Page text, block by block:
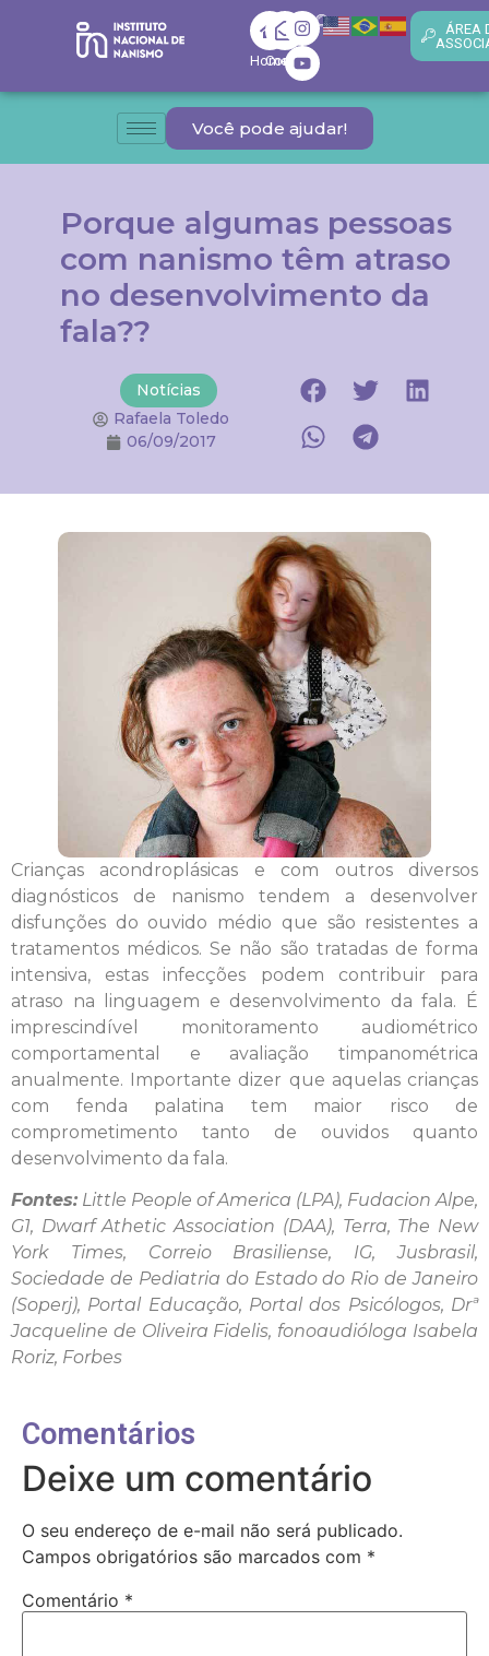
Home
Contato
ÁREA
Você pode ajudar!
Porque algumas pessoas
com nanismo têm atraso
no desenvolvimento da
fala??
Notícias
Rafaela Toledo
06/09/2017
Crianças acondroplásicas e com outros diversos
diagnósticos de nanismo tendem a desenvolver
disfunções do ouvido médio que são resistentes a
tratamentos médicos. Se não são tratadas de forma
intensiva, estas infecções podem contribuir para
atraso na linguagem e desenvolvimento da fala. É
imprescindível monitoramento audiométrico
comportamental e avaliação timpanométrica
anualmente. Importante dizer que aquelas crianças
com fenda palatina tem maior risco de
comprometimento tanto de ouvidos quanto
desenvolvimento da fala.
Fontes: Little People of America (LPA), Fudacion Alpe,
G1, Dwarf Athetic Association (DAA), Terra, The New
York Times, Correio Brasiliense, IG, Jusbrasil,
Sociedade de Pediatria do Estado do Rio de Janeiro
(Soperj), Portal Educação, Portal dos Psicólogos, Drª
Jacqueline de Oliveira Fidelis, fonoaudióloga Isabela
Roriz, Forbes
Comentários
Deixe um comentário
O seu endereço de e-mail não será publicado.
Campos obrigatórios são marcados com *
Comentário *